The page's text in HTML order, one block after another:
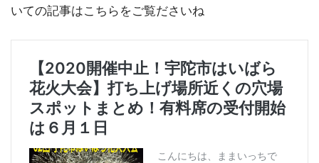
いての記事はこちらをご覧ださいね